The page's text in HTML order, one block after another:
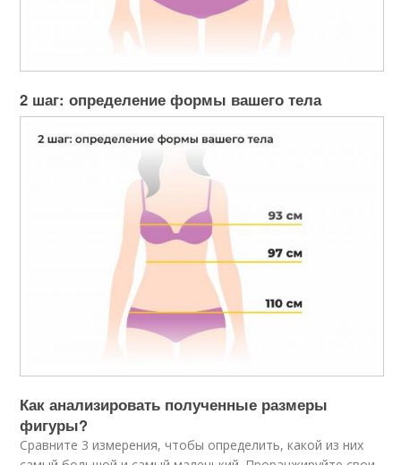
2 шаг: определение формы вашего тела
Как анализировать полученные размеры
фигуры?
Сравните 3 измерения, чтобы определить, какой из них